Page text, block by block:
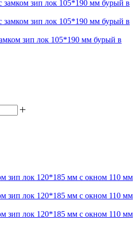
зип лок 105*190 мм бурый в